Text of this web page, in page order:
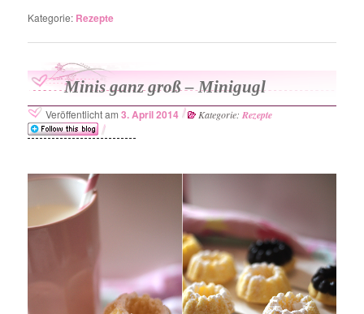
Kategorie: Rezepte
Minis ganz groß – Minigugl
Veröffentlicht am3. April 2014 Kategorie: Rezepte